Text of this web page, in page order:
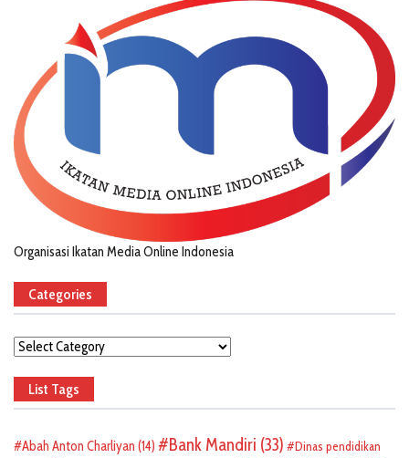
Organisasi Ikatan Media Online Indonesia
Categories
Categories
List Tags
Abah Anton Charliyan (14) Bank Mandiri (33)
Dinas pendidikan